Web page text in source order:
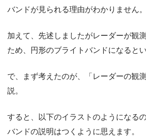
バンドが見られる理由がわかりません。
加えて、先述しましたがレーダーが観
ため、円形のブライトバンドになると
で、まず考えたのが、「レーダーの観
説。
すると、以下のイラストのようになる
バンドの説明はつくように思えます。